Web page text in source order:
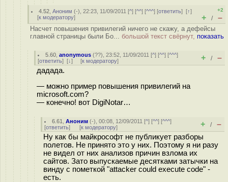
4.52 ,Аноним (-), 22:23, 11/09/2011 [^] [^^] [^^^] [ответить][↑]
[к модератору]
+2
+ / –
Насчет повышения привилегий ничего не скажу, а дефейсы
главной страницы были Бо... большой текст свёрнут, показать
5.60 ,anonymous (??), 23:52, 11/09/2011 [^] [^^] [^^^]
[ответить] [↓] [к модератору] + / –
дадада.
— можно пример повышения привилегий на
microsoft.com?
— конечно! вот DigiNotar…
6.61 ,Аноним (-), 00:08, 12/09/2011 [^] [^^] [^^^]
[ответить] [к модератору] + / –
Ну как бы майкрософт не публикует разборы
полетов. Не принято это у них. Поэтому я ни разу
не видел от них анализов причин взлома их
сайтов. Зато выпускаемые десятками затычки на
винду с пометкой "attacker could execute code" -
есть.